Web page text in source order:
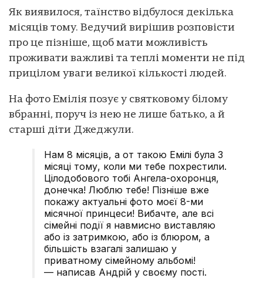
Як виявилося, таїнство відбулося декілька
місяців тому. Ведучий вирішив розповісти
про це пізніше, щоб мати можливість
проживати важливі та теплі моменти не під
прицілом уваги великої кількості людей.
На фото Емілія позує у святковому білому
вбранні, поруч із нею не лише батько, а й
старші діти Джеджули.
Нам 8 місяців, а от такою Емілі була 3
місяці тому, коли ми тебе похрестили.
Цілодобового тобі Ангела-охоронця,
донечка! Люблю тебе! Пізніше вже
покажу актуальні фото моєї 8-ми
місячної принцеси! Вибачте, але всі
сімейні події я навмисно виставляю
або із затримкою, або із блюром, а
більшість взагалі залишаю у
приватному сімейному альбомі!
— написав Андрій у своєму пості.